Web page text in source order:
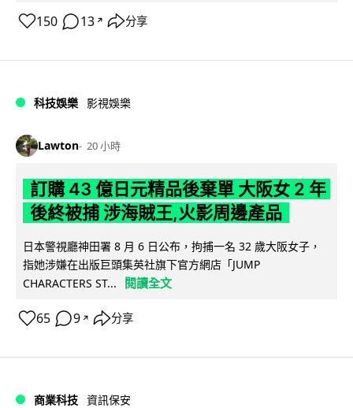
150 13 ↗ 分享
科技娛樂 影視娛樂
Lawton 20 小時
訂購 43 億日元精品後棄單 大阪女 2 年
後終被捕 涉海賊王,火影周邊產品
日本警視廳神田署 8 月 6 日公布，拘捕一名 32 歲大阪女子，
指她涉嫌在出版巨頭集英社旗下官方網店「JUMP
CHARACTERS ST...
閱讀全文
65 9 ↗ 分享
商業科技 資訊保安